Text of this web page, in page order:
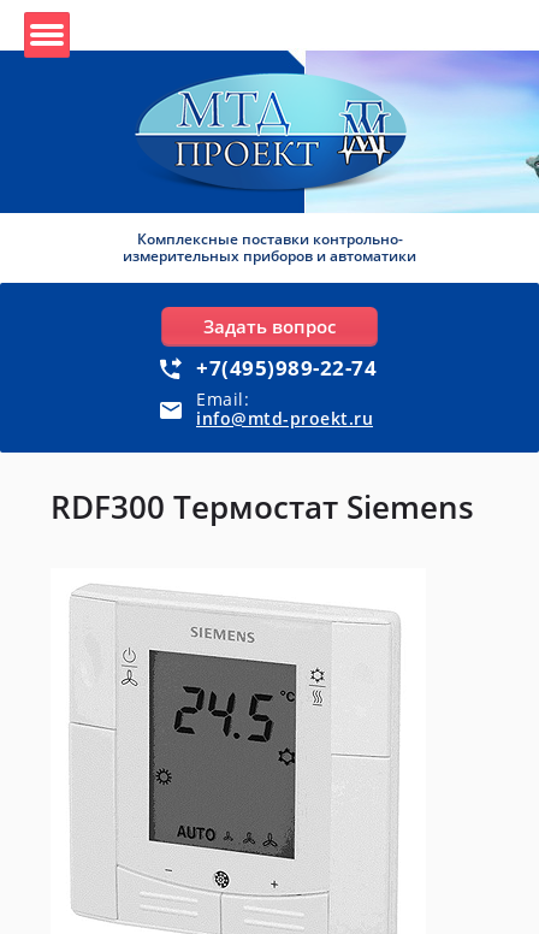
Комплексные поставки контрольно-
измерительных приборов и автоматики
Задать вопрос
+7(495)989-22-74
Email:
info@mtd-proekt.ru
RDF300 Термостат Siemens